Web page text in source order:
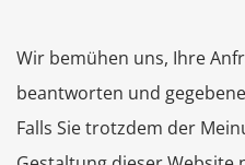
Wir bemühen uns, Ihre
beantworten und
Falls Sie trotzdem der